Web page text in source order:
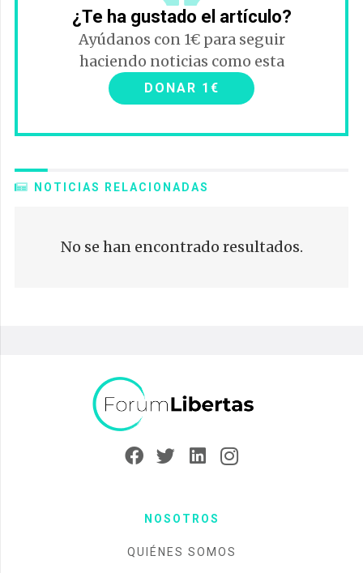
¿Te ha gustado el artículo?
Ayúdanos con 1€ para seguir
haciendo noticias como esta
DONAR 1€
NOTICIAS RELACIONADAS
No se han encontrado resultados.
NOSOTROS
QUIÉNES SOMOS